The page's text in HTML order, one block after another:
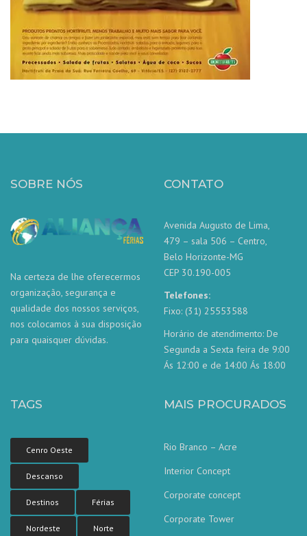
SOBRE NÓS
Na certeza de lhe oferecermos
organização, segurança e
qualidade dos nossos serviços,
nos colocamos à sua disposição
para quaisquer dúvidas.
CONTATO
Avenida Augusto de Lima,
479 – sala 506 – Centro,
Belo Horizonte-MG
CEP 30.190-005
Telefones:
Fixo: (31) 25553588
Horário de atendimento: De
Segunda a Sexta feira de 9:00
Ás 12:00 e de 14:00 Ás 18:00
TAGS
Cenro Oeste
Descanso
Destinos Férias
Nordeste Norte
MAIS PROCURADOS
Rio Branco – Acre
Interior Concept
Corporate concept
Corporate Tower